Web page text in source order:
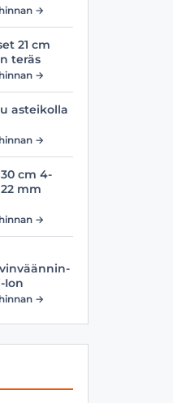
→
21 cm
teräs
→
asteikolla
→
cm 4-
mm
→
Ion
→